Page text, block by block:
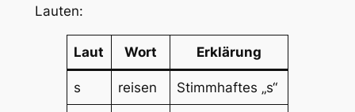
Lauten:
Laut Wort Erklärung
s reisen Stimmhaftes „s“